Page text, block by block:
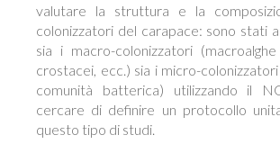
valutare la struttura e la
colonizzatori del carapace: sono stati
sia i macro-colonizzatori
crostacei, ecc.) sia i micro-
comunità batterica) utilizzando il
cercare di definire un protocollo
questo tipo di studi.